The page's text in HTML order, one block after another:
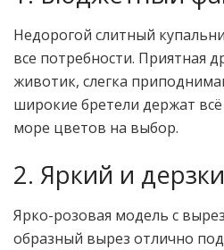
Недорогой слитный
все потребности. Приятная
животик, слегка
широкие бретели держат
море цветов на выбор.
2. Яркий и
Ярко-розовая модель с
образный вырез отлично